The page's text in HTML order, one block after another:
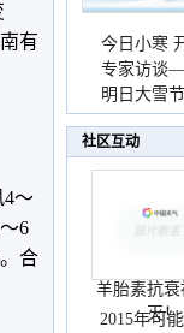
有
4～
6
合
今日小寒
专家访谈
温低
明日大雪
天气
社区互动
羊胎素抗衰
灭！
2015年可